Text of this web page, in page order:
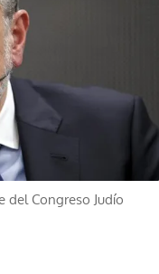
del Congreso Judío